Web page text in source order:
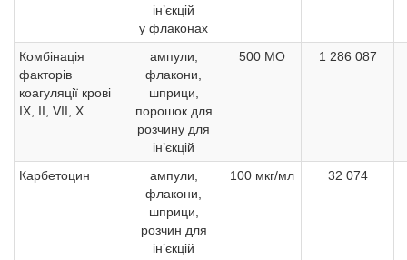
ін’єкцій
у флаконах
Комбінація
факторів
коагуляції крові
IX, II, VII, X
ампули,
флакони,
шприци,
порошок для
розчину для
ін’єкцій
500 МО 1 286 087
Карбетоцин
ампули,
флакони,
шприци,
розчин для
ін’єкцій
100 мкг/мл 32 074